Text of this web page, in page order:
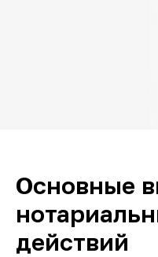
Основные
действий